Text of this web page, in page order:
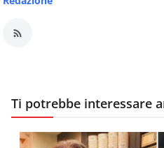
Ti potrebbe interessare